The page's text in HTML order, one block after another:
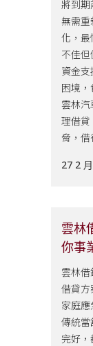
將到期
無需
化，
不佳
資金
困境
雲林
理借
脅，借
27 2
雲林
你事
雲林
借貸
家庭
傳統
完好，